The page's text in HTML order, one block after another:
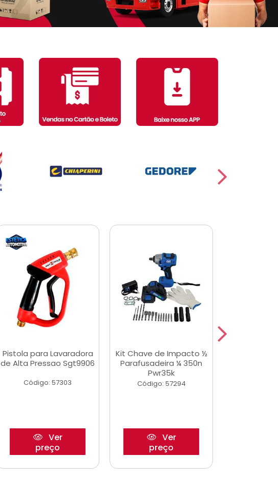
Pistola para Lavaradora
de Alta Pressao Sgt9906
Código: 57303
Ver
preço
Kit Chave de Impacto ½
Parafusadeira ¼ 350n
Pwr35k
Código: 57294
Ver
preço